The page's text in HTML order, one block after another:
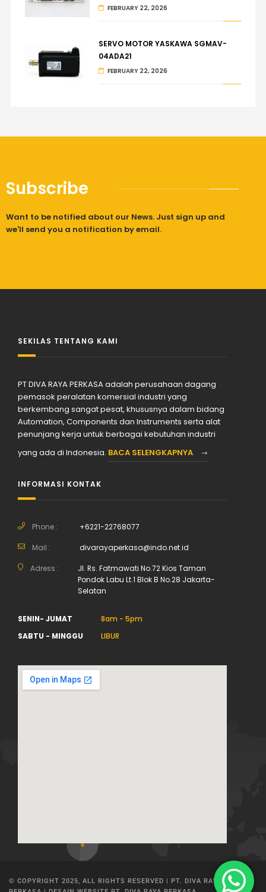
FEBRUARY 22, 2026
SERVO MOTOR YASKAWA SGMAV-
04ADA21
FEBRUARY 22, 2026
Subscribe
Want to be notified about our News. Just sign up and
we'll send you a notification by email.
SEKILAS TENTANG KAMI
PT DIVA RAYA PERKASA adalah perusahaan dagang
pemasok peralatan komersial industri yang
berkembang sangat pesat, khususnya dalam bidang
Automation, Components dan Instruments serta alat
penunjang kerja untuk berbagai kebutuhan industri
yang ada di Indonesia. BACA SELENGKAPNYA
INFORMASI KONTAK
Phone : +6221-22768077
Mail : divarayaperkasa@indo.net.id
Adress :
Jl. Rs. Fatmawati No.72 Kios Taman
Pondok Labu Lt.1 Blok B No.28 Jakarta-
Selatan
SENIN- JUMAT
8am - 5pm
SABTU - MINGGU
LIBUR
© COPYRIGHT 2025, ALL RIGHTS RESERVED | PT. DIVA RAYA